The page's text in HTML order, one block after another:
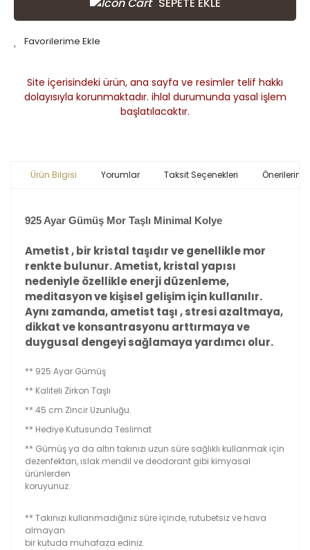
SEPETE EKLE
Site içerisindeki ürün, ana sayfa ve resimler telif hakkı
dolayısıyla korunmaktadır. ihlal durumunda yasal işlem
başlatılacaktır.
Ürün Bilgisi Yorumlar Taksit Seçenekleri Önerileriniz
925 Ayar Gümüş Mor Taşlı Minimal Kolye
Ametist , bir kristal taşıdır ve genellikle mor
renkte bulunur. Ametist, kristal yapısı
nedeniyle özellikle enerji düzenleme,
meditasyon ve kişisel gelişim için kullanılır.
Aynı zamanda, ametist taşı , stresi azaltmaya,
dikkat ve konsantrasyonu arttırmaya ve
duygusal dengeyi sağlamaya yardımcı olur.
** 925 Ayar Gümüş
** Kaliteli Zirkon Taşlı
** 45 cm Zincir Uzunluğu.
** Hediye Kutusunda Teslimat
** Gümüş ya da altın takınızı uzun süre sağlıklı kullanmak için
dezenfektan, ıslak mendil ve deodorant gibi kimyasal
ürünlerden
koruyunuz.
** Takınızı kullanmadığınız süre içinde, rutubetsiz ve hava
almayan
bir kutuda muhafaza ediniz.